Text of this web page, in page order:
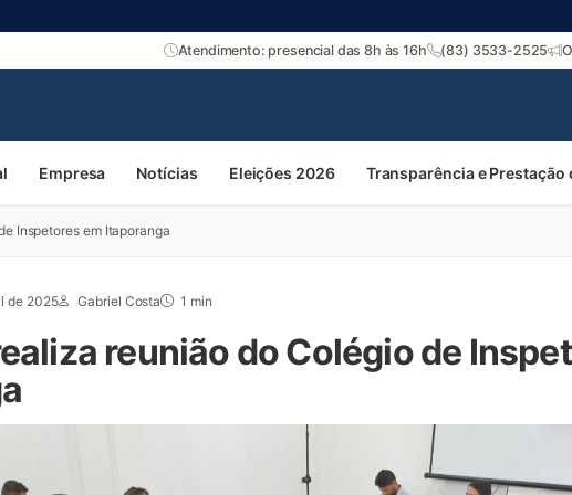
Atendimento: presencial das 8h às 16h (83) 3533-2525
Empresa Notícias Eleições 2026 Transparência e Prestação
Inspetores em Itaporanga
de 2025 Gabriel Costa 1 min
reunião do Colégio de